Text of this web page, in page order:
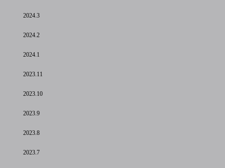
2024.3
2024.2
2024.1
2023.11
2023.10
2023.9
2023.8
2023.7